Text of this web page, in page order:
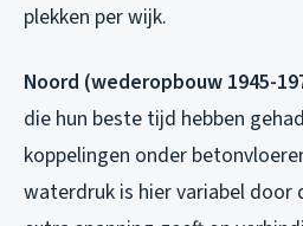
plekken per wijk.
Noord (wederopbouw 1945-
die hun beste tijd hebben
koppelingen onder
waterdruk is hier variabel